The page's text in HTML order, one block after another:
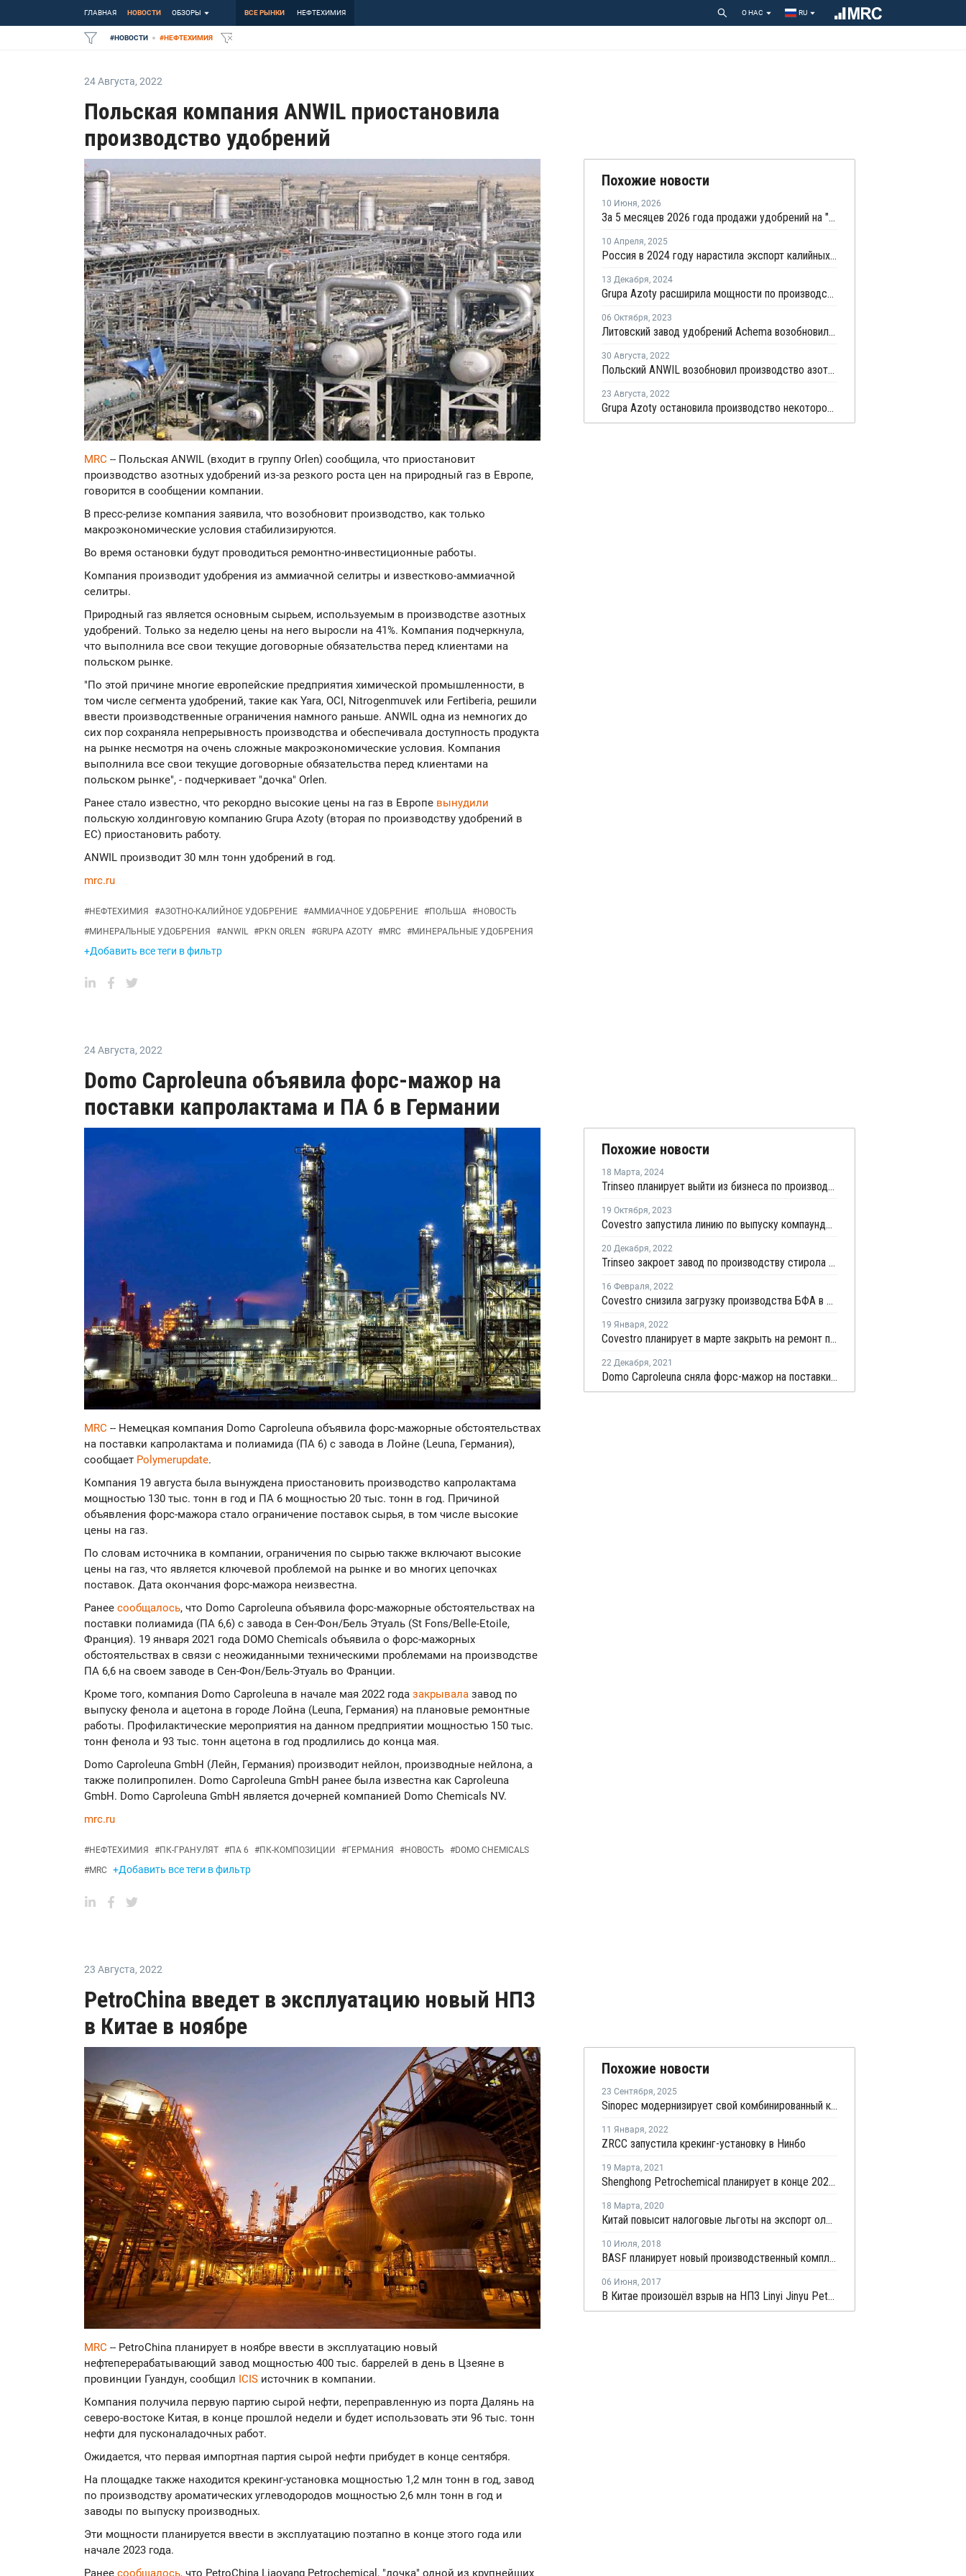
ГЛАВНАЯ НОВОСТИ ОБЗОРЫ ВСЕ РЫНКИ НЕФТЕХИМИЯ О НАС RU
#НОВОСТИ #НЕФТЕХИМИЯ
24 Августа, 2022
Польская компания ANWIL приостановила
производство удобрений
MRC -- Польская ANWIL (входит в группу Orlen) сообщила, что приостановит
производство азотных удобрений из-за резкого роста цен на природный газ в Европе,
говорится в сообщении компании.
В пресс-релизе компания заявила, что возобновит производство, как только
макроэкономические условия стабилизируются.
Во время остановки будут проводиться ремонтно-инвестиционные работы.
Компания производит удобрения из аммиачной селитры и известково-аммиачной
селитры.
Природный газ является основным сырьем, используемым в производстве азотных
удобрений. Только за неделю цены на него выросли на 41%. Компания подчеркнула,
что выполнила все свои текущие договорные обязательства перед клиентами на
польском рынке.
"По этой причине многие европейские предприятия химической промышленности, в
том числе сегмента удобрений, такие как Yara, OCI, Nitrogenmuvek или Fertiberia, решили
ввести производственные ограничения намного раньше. ANWIL одна из немногих до
сих пор сохраняла непрерывность производства и обеспечивала доступность продукта
на рынке несмотря на очень сложные макроэкономические условия. Компания
выполнила все свои текущие договорные обязательства перед клиентами на
польском рынке", - подчеркивает "дочка" Orlen.
Ранее стало известно, что рекордно высокие цены на газ в Европе вынудили
польскую холдинговую компанию Grupa Azoty (вторая по производству удобрений в
ЕС) приостановить работу.
ANWIL производит 30 млн тонн удобрений в год.
mrc.ru
#НЕФТЕХИМИЯ #АЗОТНО-КАЛИЙНОЕ УДОБРЕНИЕ #АММИАЧНОЕ УДОБРЕНИЕ #ПОЛЬША #НОВОСТЬ
#МИНЕРАЛЬНЫЕ УДОБРЕНИЯ #ANWIL #PKN ORLEN #GRUPA AZOTY #MRC #МИНЕРАЛЬНЫЕ УДОБРЕНИЯ
+Добавить все теги в фильтр
Похожие новости
10 Июня, 2026
За 5 месяцев 2026 года продажи удобрений на "Петербургской бирже" выросли на 16,1%
10 Апреля, 2025
Россия в 2024 году нарастила экспорт калийных удобрений в ЮАР на 137%
13 Декабря, 2024
Grupa Azoty расширила мощности по производству азотной кислоты в Пулавах
06 Октября, 2023
Литовский завод удобрений Achema возобновил работу второго цеха аммиака
30 Августа, 2022
Польский ANWIL возобновил производство азотных удобрений
23 Августа, 2022
Grupa Azoty остановила производство некоторой продукции из-за рекордных цен на газ
24 Августа, 2022
Domo Caproleuna объявила форс-мажор на
поставки капролактама и ПА 6 в Германии
MRC -- Немецкая компания Domo Caproleuna объявила форс-мажорные обстоятельствах
на поставки капролактама и полиамида (ПА 6) с завода в Лойне (Leuna, Германия),
сообщает Polymerupdate.
Компания 19 августа была вынуждена приостановить производство капролактама
мощностью 130 тыс. тонн в год и ПА 6 мощностью 20 тыс. тонн в год. Причиной
объявления форс-мажора стало ограничение поставок сырья, в том числе высокие
цены на газ.
По словам источника в компании, ограничения по сырью также включают высокие
цены на газ, что является ключевой проблемой на рынке и во многих цепочках
поставок. Дата окончания форс-мажора неизвестна.
Ранее сообщалось, что Domo Caproleuna объявила форс-мажорные обстоятельствах на
поставки полиамида (ПА 6,6) с завода в Сен-Фон/Бель Этуаль (St Fons/Belle-Etoile,
Франция). 19 января 2021 года DOMO Chemicals объявила о форс-мажорных
обстоятельствах в связи с неожиданными техническими проблемами на производстве
ПА 6,6 на своем заводе в Сен-Фон/Бель-Этуаль во Франции.
Кроме того, компания Domo Caproleuna в начале мая 2022 года закрывала завод по
выпуску фенола и ацетона в городе Лойна (Leuna, Германия) на плановые ремонтные
работы. Профилактические мероприятия на данном предприятии мощностью 150 тыс.
тонн фенола и 93 тыс. тонн ацетона в год продлились до конца мая.
Domo Caproleuna GmbH (Лейн, Германия) производит нейлон, производные нейлона, а
также полипропилен. Domo Caproleuna GmbH ранее была известна как Caproleuna
GmbH. Domo Caproleuna GmbH является дочерней компанией Domo Chemicals NV.
mrc.ru
#НЕФТЕХИМИЯ #ПК-ГРАНУЛЯТ #ПА 6 #ПК-КОМПОЗИЦИИ #ГЕРМАНИЯ #НОВОСТЬ #DOMO CHEMICALS
#MRC +Добавить все теги в фильтр
Похожие новости
18 Марта, 2024
Trinseo планирует выйти из бизнеса по производству ПК и закрыть завод в Германии
19 Октября, 2023
Covestro запустила линию по выпуску компаундов ПК с использованием переработанных материалов в Шанхае
20 Декабря, 2022
Trinseo закроет завод по производству стирола и линию поликарбоната в Германии
16 Февраля, 2022
Covestro снизила загрузку производства БФА в Германии
19 Января, 2022
Covestro планирует в марте закрыть на ремонт производство ПК в Германии
22 Декабря, 2021
Domo Caproleuna сняла форс-мажор на поставки полиамида в Германии
23 Августа, 2022
PetroChina введет в эксплуатацию новый НПЗ
в Китае в ноябре
MRC -- PetroChina планирует в ноябре ввести в эксплуатацию новый
нефтеперерабатывающий завод мощностью 400 тыс. баррелей в день в Цзеяне в
провинции Гуандун, сообщил ICIS источник в компании.
Компания получила первую партию сырой нефти, переправленную из порта Далянь на
северо-востоке Китая, в конце прошлой недели и будет использовать эти 96 тыс. тонн
нефти для пусконаладочных работ.
Ожидается, что первая импортная партия сырой нефти прибудет в конце сентября.
На площадке также находится крекинг-установка мощностью 1,2 млн тонн в год, завод
по производству ароматических углеводородов мощностью 2,6 млн тонн в год и
заводы по выпуску производных.
Эти мощности планируется ввести в эксплуатацию поэтапно в конце этого года или
начале 2023 года.
Ранее сообщалось, что PetroChina Liaoyang Petrochemical, "дочка" одной из крупнейших
Похожие новости
23 Сентября, 2025
Sinopec модернизирует свой комбинированный комплекс в Синьцзяне
11 Января, 2022
ZRCC запустила крекинг-установку в Нинбо
19 Марта, 2021
Shenghong Petrochemical планирует в конце 2021 года запустить комплекс в Ляньюньгане
18 Марта, 2020
Китай повысит налоговые льготы на экспорт олефинов
10 Июля, 2018
BASF планирует новый производственный комплекс в Китае
06 Июня, 2017
В Китае произошёл взрыв на НПЗ Linyi Jinyu Petchem